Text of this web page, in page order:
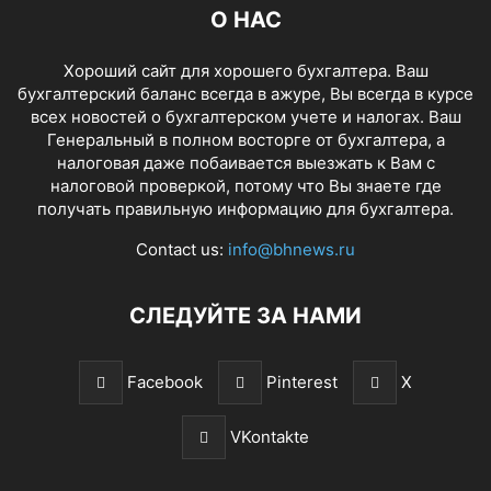
О НАС
Хороший сайт для хорошего бухгалтера. Ваш
бухгалтерский баланс всегда в ажуре, Вы всегда в курсе
всех новостей о бухгалтерском учете и налогах. Ваш
Генеральный в полном восторге от бухгалтера, а
налоговая даже побаивается выезжать к Вам с
налоговой проверкой, потому что Вы знаете где
получать правильную информацию для бухгалтера.
Contact us: info@bhnews.ru
СЛЕДУЙТЕ ЗА НАМИ
Facebook Pinterest X
VKontakte